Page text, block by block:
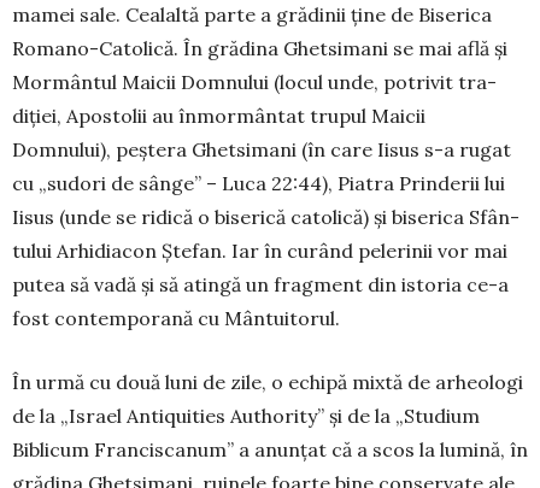
mamei sale. Cealaltă parte a grădinii ţine de Biserica
Ro­ma­no-Ca­tolică. În grădina Ghetsimani se mai află şi
Mor­mân­tul Maicii Domnului (lo­cul unde, potrivit tra­
diţiei, Apostolii au în­mormântat trupul Mai­­cii
Domnului), peş­tera Ghetsimani (în care Iisus s-a ru­gat
cu „su­dori de sân­ge” – Luca 22:44), Piatra Prin­derii lui
Iisus (unde se ri­dică o biserică ca­tolică) şi biserica Sfân­
tului Arhidiacon Şte­fan. Iar în curând pe­lerinii vor mai
putea să vadă şi să atingă un fragment din istoria ce-a
fost contem­porană cu Mân­tui­torul.
În urmă cu două luni de zile, o echi­pă mixtă de arheo­logi
de la „Israel Antiquities Autho­rity” şi de la „Stu­dium
Biblicum Fran­ciscanum” a anun­ţat că a scos la lu­mină, în
grădina Ghetsimani, ruinele foarte bi­ne con­ser­vate ale